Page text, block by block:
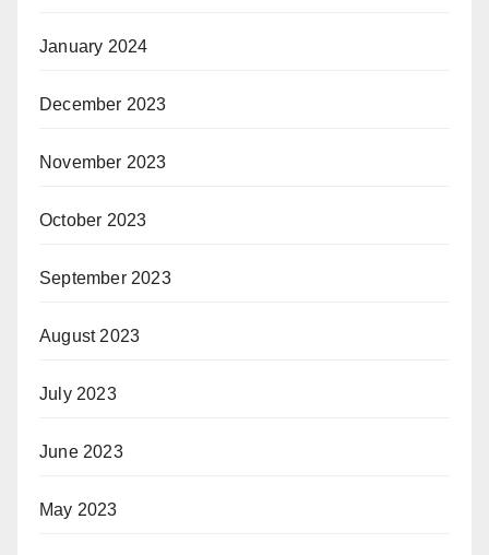
January 2024
December 2023
November 2023
October 2023
September 2023
August 2023
July 2023
June 2023
May 2023